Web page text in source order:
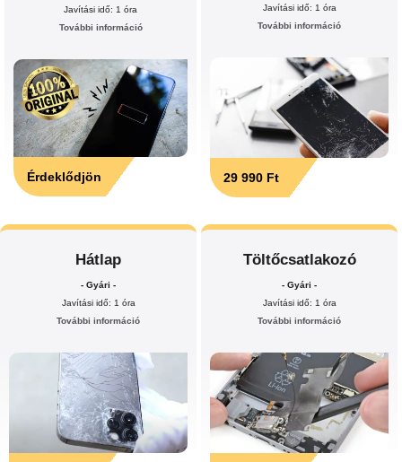
Javítási idő: 1 óra
További információ
Érdeklődjön
Javítási idő: 1 óra
További információ
29 990 Ft
Hátlap
- Gyári -
Javítási idő: 1 óra
További információ
Töltőcsatlakozó
- Gyári -
Javítási idő: 1 óra
További információ